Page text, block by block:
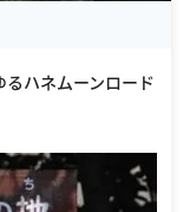
ハネムーンロード